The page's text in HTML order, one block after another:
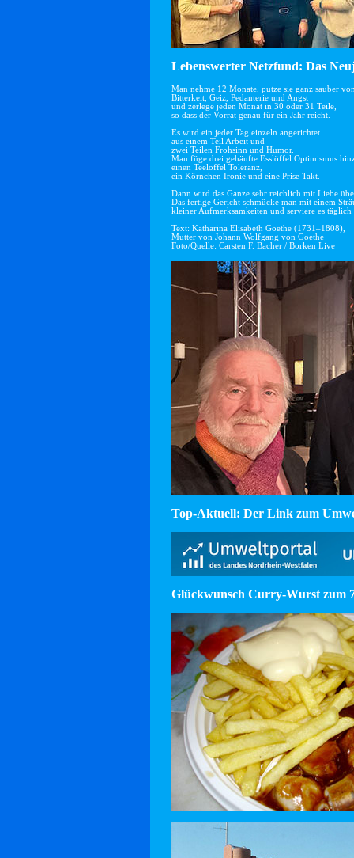
Lebenswerter Netzfund: Das
Man nehme 12 Monate, putze sie ganz sauber
Bitterkeit, Geiz, Pedanterie und Angst
und zerlege jeden Monat in 30 oder 31 Teile,
so dass der Vorrat genau für ein Jahr reicht.
Es wird ein jeder Tag einzeln angerichtet
aus einem Teil Arbeit und
zwei Teilen Frohsinn und Humor.
Man füge drei gehäufte Esslöffel Optimismus
einen Teelöffel Toleranz,
ein Körnchen Ironie und eine Prise Takt.
Dann wird das Ganze sehr reichlich mit Liebe
Das fertige Gericht schmücke man mit einem
kleiner Aufmerksamkeiten und serviere es
Text: Katharina Elisabeth Goethe (1731–1808),
Mutter von Johann Wolfgang von Goethe
Foto/Quelle: Carsten F. Bacher / Borken Live
Top-Aktuell: Der Link zum
Glückwunsch Curry-Wurst zum